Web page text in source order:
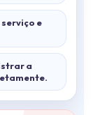
e
a